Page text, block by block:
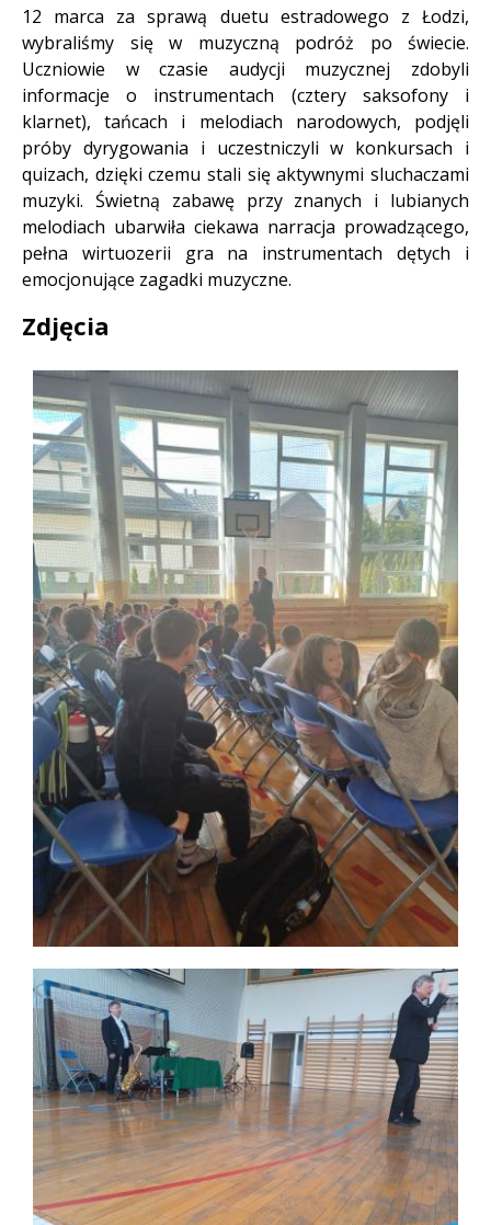
Treść
12 marca za sprawą duetu estradowego z Łodzi,
wybraliśmy się w muzyczną podróż po świecie.
Uczniowie w czasie audycji muzycznej zdobyli
informacje o instrumentach (cztery saksofony i
klarnet), tańcach i melodiach narodowych, podjęli
próby dyrygowania i uczestniczyli w konkursach i
quizach, dzięki czemu stali się aktywnymi sluchaczami
muzyki. Świetną zabawę przy znanych i lubianych
melodiach ubarwiła ciekawa narracja prowadzącego,
pełna wirtuozerii gra na instrumentach dętych i
emocjonujące zagadki muzyczne.
Zdjęcia